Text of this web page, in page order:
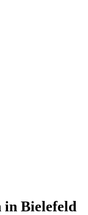
in Bielefeld